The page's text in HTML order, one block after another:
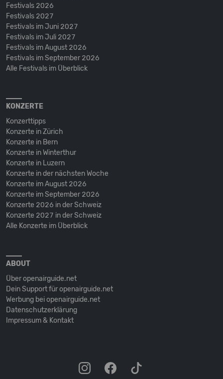
Festivals 2026
Festivals 2027
Festivals im Juni 2027
Festivals im Juli 2027
Festivals im August 2026
Festivals im September 2026
Alle Festivals im Überblick
KONZERTE
Konzerttipps
Konzerte in Zürich
Konzerte in Bern
Konzerte in Winterthur
Konzerte in Luzern
Konzerte in der nächsten Woche
Konzerte im August 2026
Konzerte im September 2026
Konzerte 2026 in der Schweiz
Konzerte 2027 in der Schweiz
Alle Konzerte im Überblick
ABOUT
Über openairguide.net
Dein Support für openairguide.net
Werbung bei openairguide.net
Datenschutz­erklärung
Impressum & Kontakt